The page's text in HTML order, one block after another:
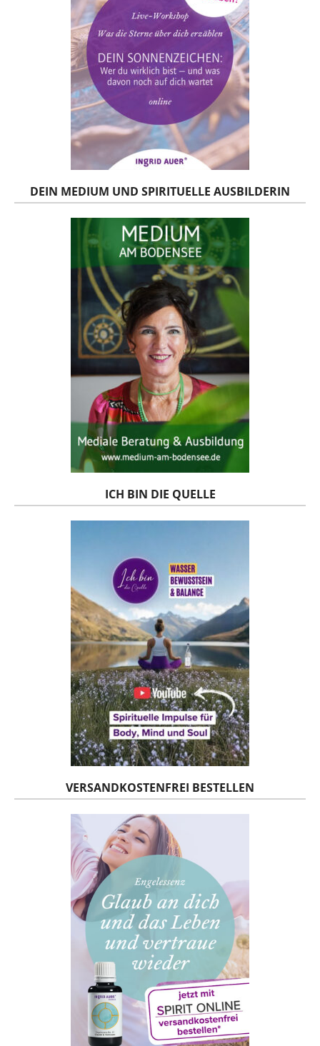
DEIN MEDIUM UND SPIRITUELLE AUSBILDERIN
ICH BIN DIE QUELLE
VERSANDKOSTENFREI BESTELLEN